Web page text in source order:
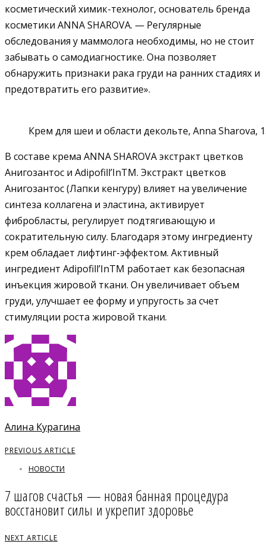
косметический химик-технолог, основатель бренда
косметики ANNA SHAROVA. — Регулярные
обследования у маммолога необходимы, но не стоит
забывать о самодиагностике. Она позволяет
обнаружить признаки рака груди на ранних стадиях и
предотвратить его развитие».
Крем для шеи и области декольте, Anna Sharova,
В составе крема ANNA SHAROVA экстракт цветков
Анигозантос и Adipofill’InTM. Экстракт цветков
Анигозантос (Лапки кенгуру) влияет на увеличение
синтеза коллагена и эластина, активирует
фибробласты, регулирует подтягивающую и
сократительную силу. Благодаря этому ингредиенту
крем обладает лифтинг-эффектом. Активный
ингредиент Adipofill’InTM работает как безопасная
инъекция жировой ткани. Он увеличивает объем
груди, улучшает ее форму и упругость за счет
стимуляции роста жировой ткани.
Алина Курагина
PREVIOUS ARTICLE
НОВОСТИ
7 шагов счастья — новая банная процедура
восстановит силы и укрепит здоровье
NEXT ARTICLE